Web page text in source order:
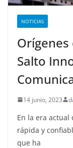
NOTICIAS
Orígenes
Salto
14 junio, 2023
En la era
rápida y
que ha